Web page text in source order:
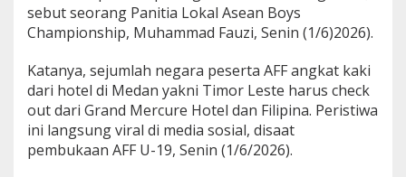
sebut seorang Panitia Lokal Asean Boys
Championship, Muhammad Fauzi, Senin (1/6)2026).
Katanya, sejumlah negara peserta AFF angkat kaki
dari hotel di Medan yakni Timor Leste harus check
out dari Grand Mercure Hotel dan Filipina. Peristiwa
ini langsung viral di media sosial, disaat
pembukaan AFF U-19, Senin (1/6/2026).